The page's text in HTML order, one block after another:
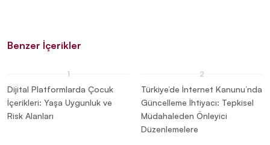
Benzer İçerikler
Dijital Platformlarda Çocuk
İçerikleri: Yaşa Uygunluk ve
Risk Alanları
Türkiye’de İnternet Kanunu’nda
Güncelleme İhtiyacı: Tepkisel
Müdahaleden Önleyici
Düzenlemelere